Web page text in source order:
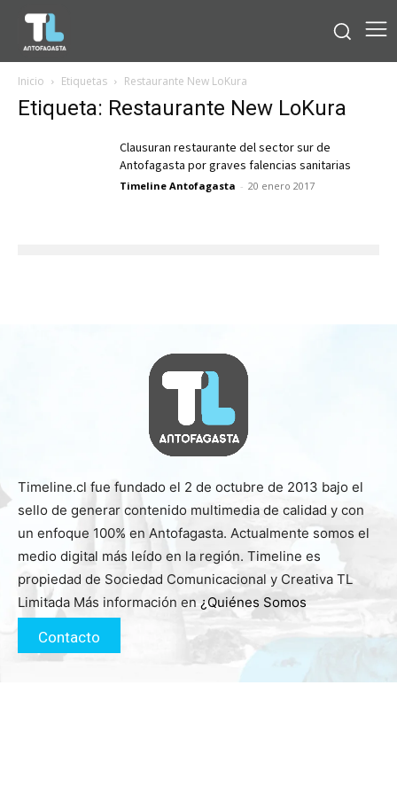
Inicio Etiquetas Restaurante New LoKura
Etiqueta: Restaurante New LoKura
Clausuran restaurante del sector sur de
Antofagasta por graves falencias sanitarias
Timeline Antofagasta - 20 enero 2017
Timeline.cl fue fundado el 2 de octubre de 2013 bajo el
sello de generar contenido multimedia de calidad y con
un enfoque 100% en Antofagasta. Actualmente somos el
medio digital más leído en la región. Timeline es
propiedad de Sociedad Comunicacional y Creativa TL
Limitada Más información en ¿Quiénes Somos
Contacto